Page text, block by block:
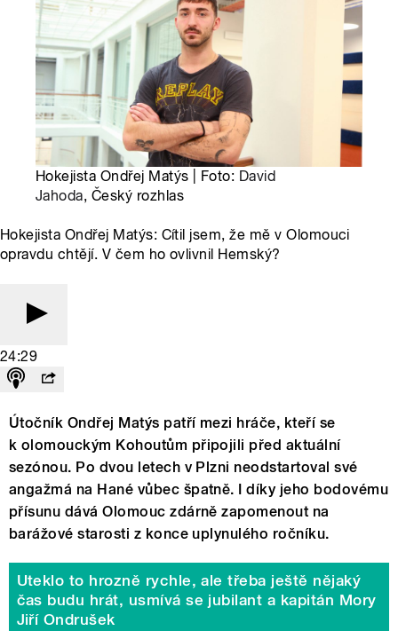
Hokejista Ondřej Matýs | Foto: David
Jahoda, Český rozhlas
Hokejista Ondřej Matýs: Cítil jsem, že mě v Olomouci
opravdu chtějí. V čem ho ovlivnil Hemský?
24:29
Útočník Ondřej Matýs patří mezi hráče, kteří se
k olomouckým Kohoutům připojili před aktuální
sezónou. Po dvou letech v Plzni neodstartoval své
angažmá na Hané vůbec špatně. I díky jeho bodovému
přísunu dává Olomouc zdárně zapomenout na
barážové starosti z konce uplynulého ročníku.
Uteklo to hrozně rychle, ale třeba ještě nějaký
čas budu hrát, usmívá se jubilant a kapitán Mory
Jiří Ondrušek